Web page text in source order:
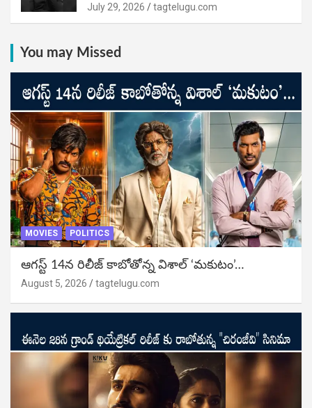
July 29, 2026 tagtelugu.com
You may Missed
MOVIES POLITICS
ఆగస్ట్ 14న రిలీజ్ కాబోతోన్న విశాల్ ‘మకుటం’…
August 5, 2026 tagtelugu.com